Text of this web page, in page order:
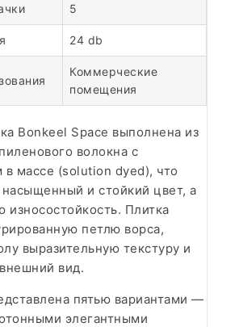
5
24 db
Коммерческие
помещения
Bonkeel Space выполнена из
волокна с
массе (solution dyed), что
и стойкий цвет, а
износостойкость. Плитка
петлю ворса,
выразительную текстуру и
вид.
пятью вариантами —
элегантными